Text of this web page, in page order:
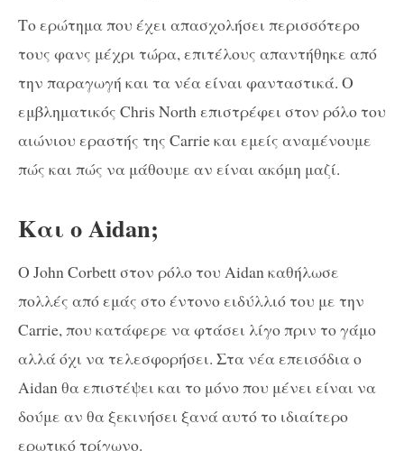
Το ερώτημα που έχει απασχολήσει περισσότερο
τους φανς μέχρι τώρα, επιτέλους απαντήθηκε από
την παραγωγή και τα νέα είναι φανταστικά. Ο
εμβληματικός Chris North επιστρέφει στον ρόλο του
αιώνιου εραστής της Carrie και εμείς αναμένουμε
πώς και πώς να μάθουμε αν είναι ακόμη μαζί.
Και ο Aidan;
Ο John Corbett στον ρόλο του Aidan καθήλωσε
πολλές από εμάς στο έντονο ειδύλλιό του με την
Carrie, που κατάφερε να φτάσει λίγο πριν το γάμο
αλλά όχι να τελεσφορήσει. Στα νέα επεισόδια ο
Aidan θα επιστέψει και το μόνο που μένει είναι να
δούμε αν θα ξεκινήσει ξανά αυτό το ιδιαίτερο
ερωτικό τρίγωνο.